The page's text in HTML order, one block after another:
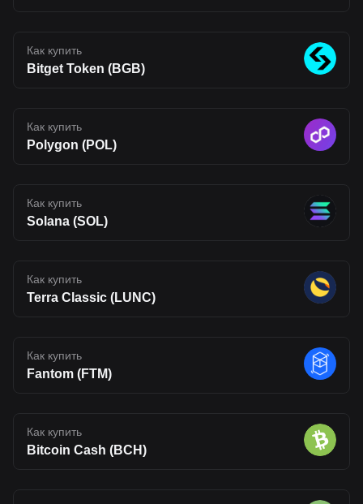
any of the products and services discussed or investment,
financial, or trading advice. Qualified professionals should be
consulted prior to making financial decisions.
Как купить
Bitget Token (BGB)
Как купить
Polygon (POL)
Как купить
Solana (SOL)
Как купить
Terra Classic (LUNC)
Как купить
Fantom (FTM)
Как купить
Bitcoin Cash (BCH)